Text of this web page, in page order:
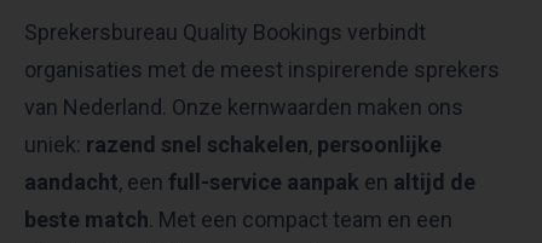
Sprekersbureau Quality Bookings verbindt
organisaties met de meest inspirerende sprekers
van Nederland. Onze kernwaarden maken ons
uniek: razend snel schakelen, persoonlijke
aandacht, een full-service aanpak en altijd de
beste match. Met een compact team en een